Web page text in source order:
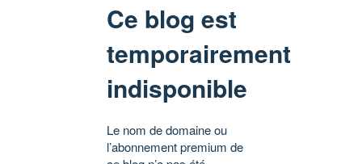
Ce blog est
temporairement
indisponible
Le nom de domaine ou
l’abonnement premium de